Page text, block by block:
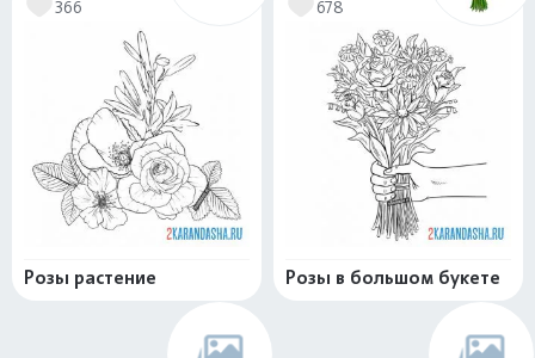
366
Розы растение
678
Розы в большом букете